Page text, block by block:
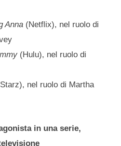
Anna (Netflix), nel ruolo di
(Hulu), nel ruolo di
nel ruolo di Martha
in una serie,